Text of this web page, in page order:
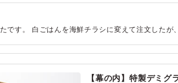
です。 白ごはんを海鮮チラシに変えて注文した
【幕の内】特製デミグ